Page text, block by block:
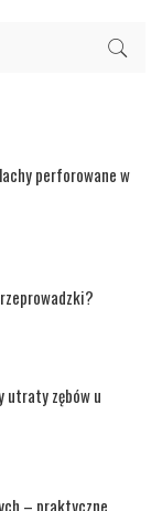
perforowane w
utraty zębów u
– praktyczne